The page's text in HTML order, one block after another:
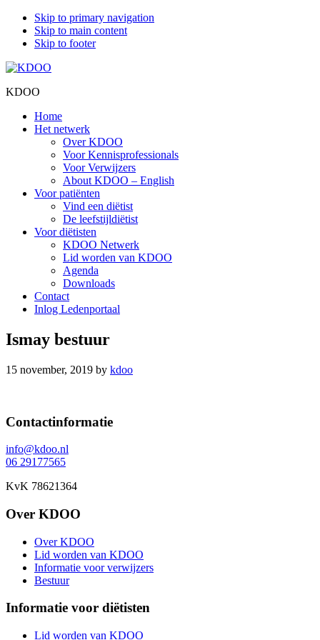
Skip to primary navigation
Skip to main content
Skip to footer
KDOO
Home
Het netwerk
Over KDOO
Voor Kennisprofessionals
Voor Verwijzers
About KDOO – English
Voor patiënten
Vind een diëtist
De leefstijldiëtist
Voor diëtisten
KDOO Netwerk
Lid worden van KDOO
Agenda
Downloads
Contact
Inlog Ledenportaal
Ismay bestuur
15 november, 2019 by kdoo
Footer
Contactinformatie
info@kdoo.nl
06 29177565
KvK 78621364
Over KDOO
Over KDOO
Lid worden van KDOO
Informatie voor verwijzers
Bestuur
Informatie voor diëtisten
Lid worden van KDOO